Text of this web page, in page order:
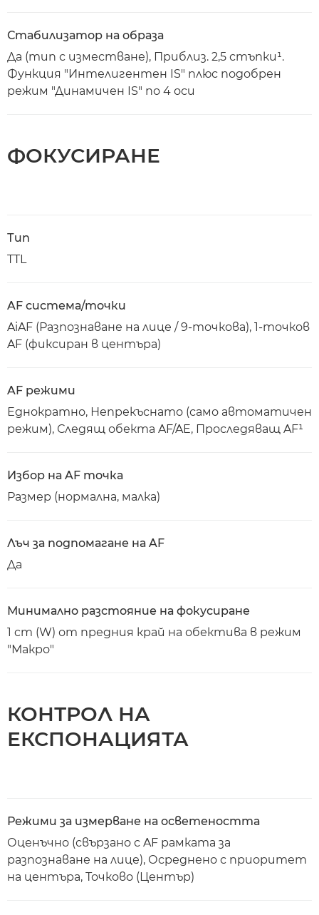
Стабилизатор на образа
Да (тип с изместване), Приблиз. 2,5 стъпки¹.
Функция "Интелигентен IS" плюс подобрен
режим "Динамичен IS" по 4 оси
ФОКУСИРАНЕ
Тип
TTL
AF система/точки
AiAF (Разпознаване на лице / 9-точкова), 1-точков
AF (фиксиран в центъра)
AF режими
Еднократно, Непрекъснато (само автоматичен
режим), Следящ обекта AF/AE, Проследяващ AF¹
Избор на AF точка
Размер (нормална, малка)
Лъч за подпомагане на AF
Да
Минимално разстояние на фокусиране
1 cm (W) от предния край на обектива в режим
"Макро"
КОНТРОЛ НА
ЕКСПОНАЦИЯТА
Режими за измерване на осветеността
Оценъчно (свързано с AF рамката за
разпознаване на лице), Осреднено с приоритет
на центъра, Точково (Център)